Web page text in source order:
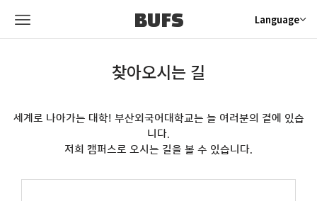
BUFS Language
찾아오시는 길
세계로 나아가는 대학! 부산외국어대학교는 늘 여러분의 곁에 있습
니다.
저희 캠퍼스로 오시는 길을 볼 수 있습니다.